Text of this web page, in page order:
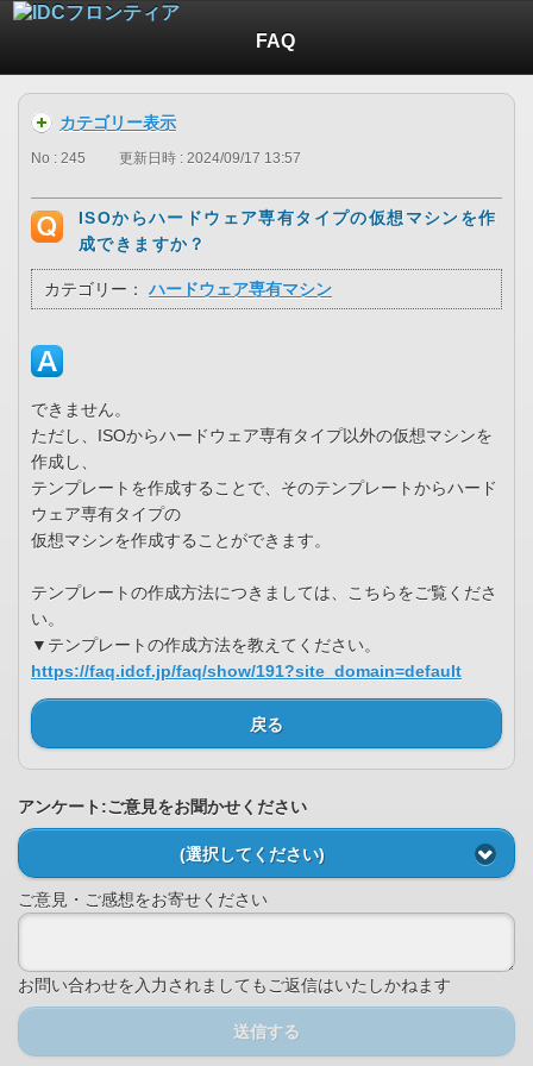
FAQ
カテゴリー表示
No : 245 更新日時 : 2024/09/17 13:57
ISOからハードウェア専有タイプの仮想マシンを作
成できますか？
カテゴリー： ハードウェア専有マシン
できません。
ただし、ISOからハードウェア専有タイプ以外の仮想マシンを
作成し、
テンプレートを作成することで、そのテンプレートからハード
ウェア専有タイプの
仮想マシンを作成することができます。
テンプレートの作成方法につきましては、こちらをご覧くださ
い。
▼テンプレートの作成方法を教えてください。
https://faq.idcf.jp/faq/show/191?site_domain=default
戻る
アンケート:ご意見をお聞かせください
(選択してください)
ご意見・ご感想をお寄せください
お問い合わせを入力されましてもご返信はいたしかねます
送信する